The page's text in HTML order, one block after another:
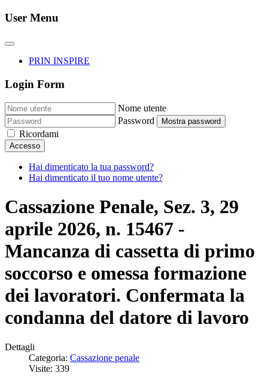
User Menu
PRIN INSPIRE
Login Form
Nome utente
Password
Mostra password
Ricordami
Accesso
Hai dimenticato la tua password?
Hai dimenticato il tuo nome utente?
Cassazione Penale, Sez. 3, 29
aprile 2026, n. 15467 -
Mancanza di cassetta di primo
soccorso e omessa formazione
dei lavoratori. Confermata la
condanna del datore di lavoro
Dettagli
Categoria: Cassazione penale
Visite: 339